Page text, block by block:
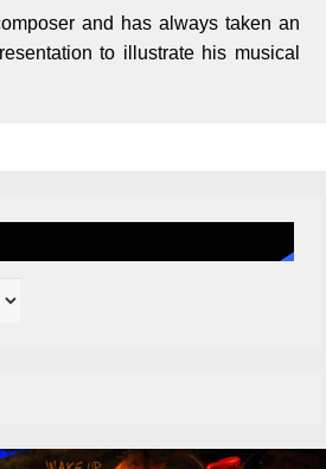
and has always taken an
to illustrate his musical